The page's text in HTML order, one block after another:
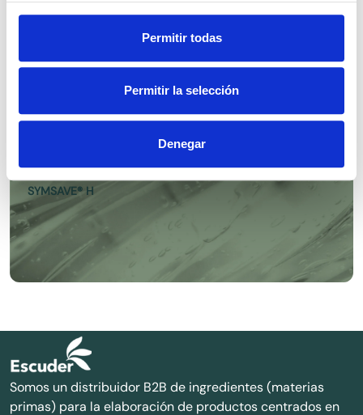
Permitir todas
Permitir la selección
Denegar
SYMSAVE® H
Somos un distribuidor B2B de ingredientes (materias
primas) para la elaboración de productos centrados en